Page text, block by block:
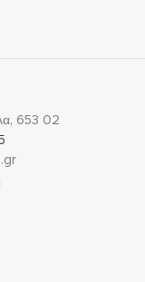
653 02